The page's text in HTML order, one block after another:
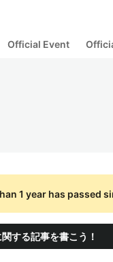
Official Event
1 year has passed
する記事を書こう！